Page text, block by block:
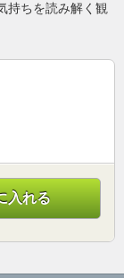
持ちを読み解く観
入れる